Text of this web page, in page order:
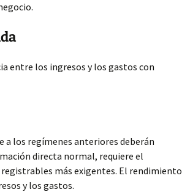
entre los ingresos y los gastos con
a los regímenes anteriores deberán
directa normal, requiere el
más exigentes. El rendimiento
y los gastos.